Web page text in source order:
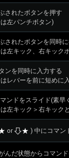
されたボタンを押す
左パンチボタン)
されたボタンを同時
左キック、右キック
ンを同時に入力する
レバーを前に短めに
マンドをスライド(素早
左キック＞右キック
or ) 中にコマン
んだ状態からコマン